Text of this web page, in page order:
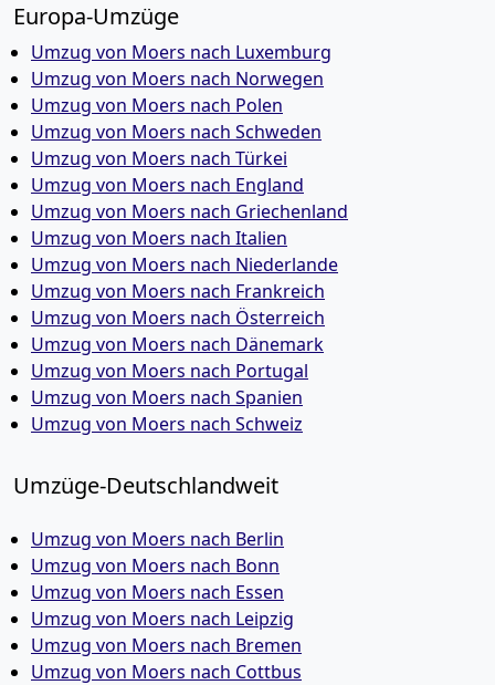
Europa-Umzüge
Umzug von Moers nach Luxemburg
Umzug von Moers nach Norwegen
Umzug von Moers nach Polen
Umzug von Moers nach Schweden
Umzug von Moers nach Türkei
Umzug von Moers nach England
Umzug von Moers nach Griechenland
Umzug von Moers nach Italien
Umzug von Moers nach Niederlande
Umzug von Moers nach Frankreich
Umzug von Moers nach Österreich
Umzug von Moers nach Dänemark
Umzug von Moers nach Portugal
Umzug von Moers nach Spanien
Umzug von Moers nach Schweiz
Umzüge-Deutschlandweit
Umzug von Moers nach Berlin
Umzug von Moers nach Bonn
Umzug von Moers nach Essen
Umzug von Moers nach Leipzig
Umzug von Moers nach Bremen
Umzug von Moers nach Cottbus